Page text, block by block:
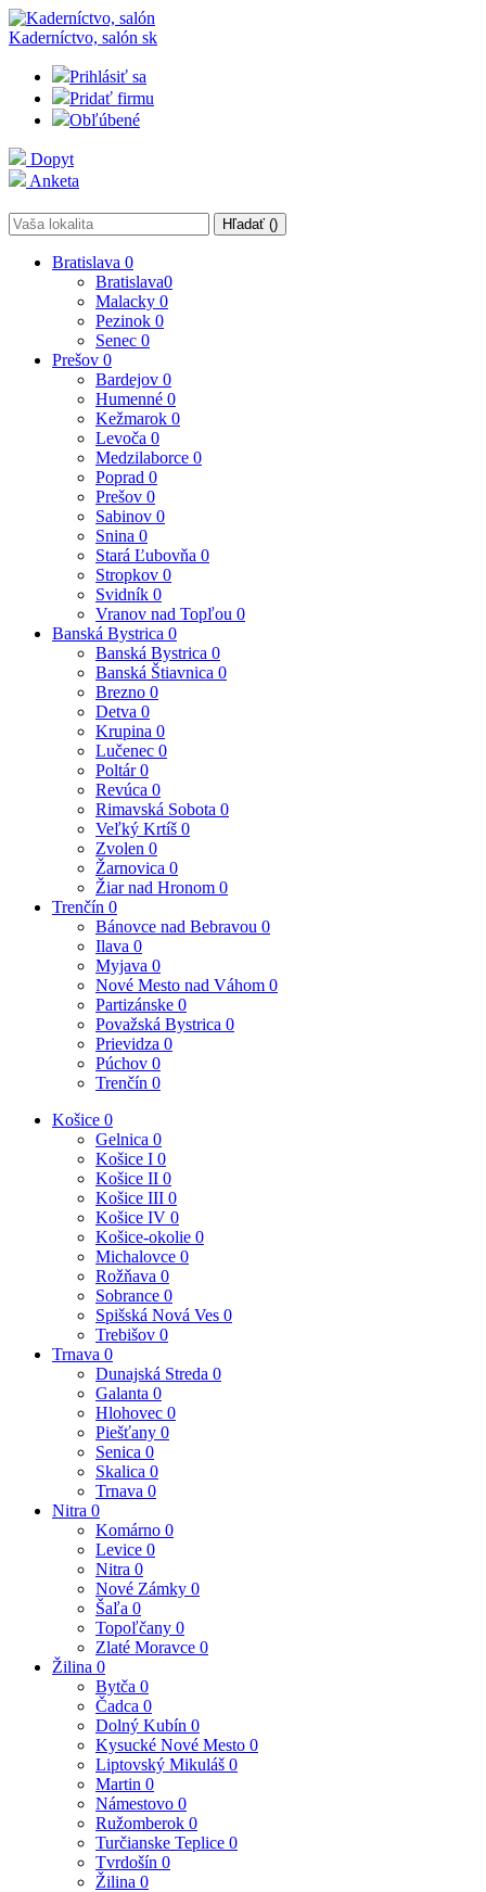
Kaderníctvo, salón sk
Prihlásiť sa
Pridať firmu
Obľúbené
Dopyt
Anketa
Hľadať ()
Bratislava 0
Bratislava0
Malacky 0
Pezinok 0
Senec 0
Prešov 0
Bardejov 0
Humenné 0
Kežmarok 0
Levoča 0
Medzilaborce 0
Poprad 0
Prešov 0
Sabinov 0
Snina 0
Stará Ľubovňa 0
Stropkov 0
Svidník 0
Vranov nad Topľou 0
Banská Bystrica 0
Banská Bystrica 0
Banská Štiavnica 0
Brezno 0
Detva 0
Krupina 0
Lučenec 0
Poltár0
Revúca 0
Rimavská Sobota 0
Veľký Krtíš 0
Zvolen 0
Žarnovica 0
Žiar nad Hronom 0
Trenčín 0
Bánovce nad Bebravou 0
Ilava 0
Myjava 0
Nové Mesto nad Váhom 0
Partizánske 0
Považská Bystrica 0
Prievidza 0
Púchov 0
Trenčín 0
Košice 0
Gelnica 0
Košice I 0
Košice II 0
Košice III 0
Košice IV 0
Košice-okolie 0
Michalovce 0
Rožňava 0
Sobrance 0
Spišská Nová Ves 0
Trebišov 0
Trnava 0
Dunajská Streda 0
Galanta 0
Hlohovec 0
Piešťany 0
Senica 0
Skalica 0
Trnava 0
Nitra 0
Komárno 0
Levice 0
Nitra 0
Nové Zámky 0
Šaľa 0
Topoľčany 0
Zlaté Moravce 0
Žilina 0
Bytča 0
Čadca 0
Dolný Kubín 0
Kysucké Nové Mesto 0
Liptovský Mikuláš 0
Martin 0
Námestovo 0
Ružomberok 0
Turčianske Teplice 0
Tvrdošín 0
Žilina 0